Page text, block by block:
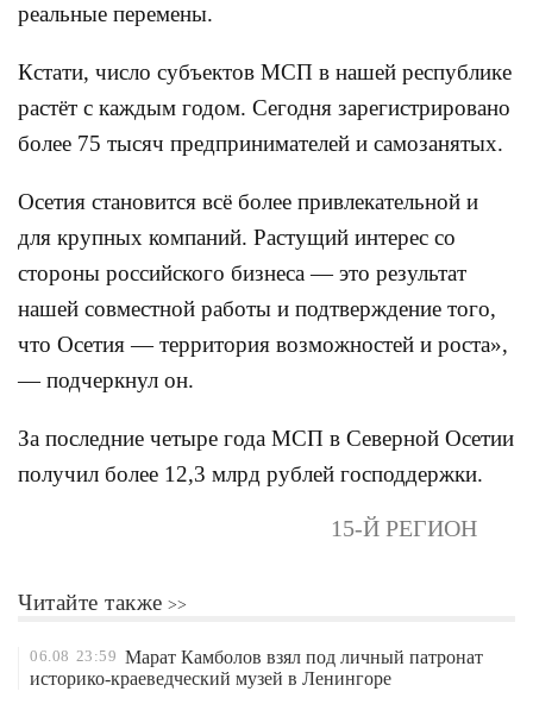
реальные перемены.
Кстати, число субъектов МСП в нашей республике
растёт с каждым годом. Сегодня зарегистрировано
более 75 тысяч предпринимателей и самозанятых.
Осетия становится всё более привлекательной и
для крупных компаний. Растущий интерес со
стороны российского бизнеса — это результат
нашей совместной работы и подтверждение того,
что Осетия — территория возможностей и роста»,
— подчеркнул он.
За последние четыре года МСП в Северной Осетии
получил более 12,3 млрд рублей господдержки.
15-Й РЕГИОН
Читайте также
06.08 23:59 Марат Камболов взял под личный патронат
историко-краеведческий музей в Ленингоре